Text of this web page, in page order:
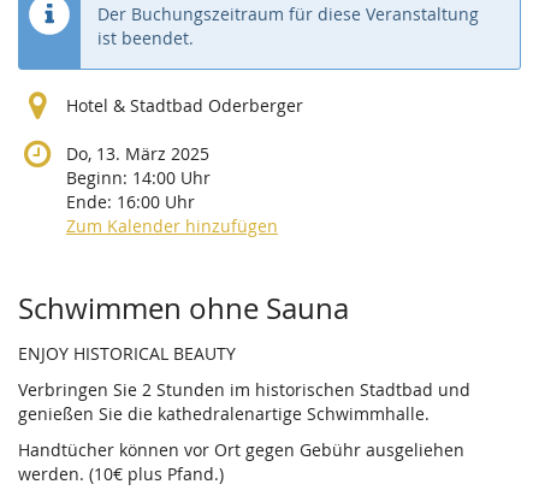
Der Buchungszeitraum für diese Veranstaltung
ist beendet.
Hotel & Stadtbad Oderberger
Do, 13. März 2025
Beginn: 14:00 Uhr
Ende: 16:00 Uhr
Zum Kalender hinzufügen
Produkte
Schwimmen ohne Sauna
ENJOY HISTORICAL BEAUTY
Verbringen Sie 2 Stunden im historischen Stadtbad und
genießen Sie die kathedralenartige Schwimmhalle.
Handtücher können vor Ort gegen Gebühr ausgeliehen
werden. (10€ plus Pfand.)